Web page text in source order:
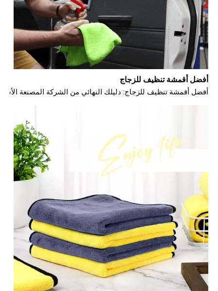
أفضل أقمشة تنظيف للزجاج
أفضل أقمشة تنظيف للزجاج: دليلك النهائي من الشركة المصنعة
أفضل 10 مناشف من الألياف الدقيقة للسيارات لعام 2025